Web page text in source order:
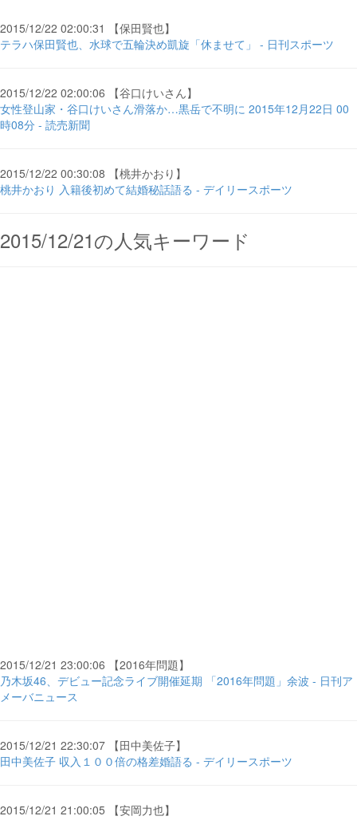
2015/12/22 02:00:31 【保田賢也】
テラハ保田賢也、水球で五輪決め凱旋「休ませて」 - 日刊スポーツ
2015/12/22 02:00:06 【谷口けいさん】
女性登山家・谷口けいさん滑落か…黒岳で不明に 2015年12月22日 00
時08分 - 読売新聞
2015/12/22 00:30:08 【桃井かおり】
桃井かおり 入籍後初めて結婚秘話語る - デイリースポーツ
2015/12/21の人気キーワード
2015/12/21 23:00:06 【2016年問題】
乃木坂46、デビュー記念ライブ開催延期 「2016年問題」余波 - 日刊ア
メーバニュース
2015/12/21 22:30:07 【田中美佐子】
田中美佐子 収入１００倍の格差婚語る - デイリースポーツ
2015/12/21 21:00:05 【安岡力也】